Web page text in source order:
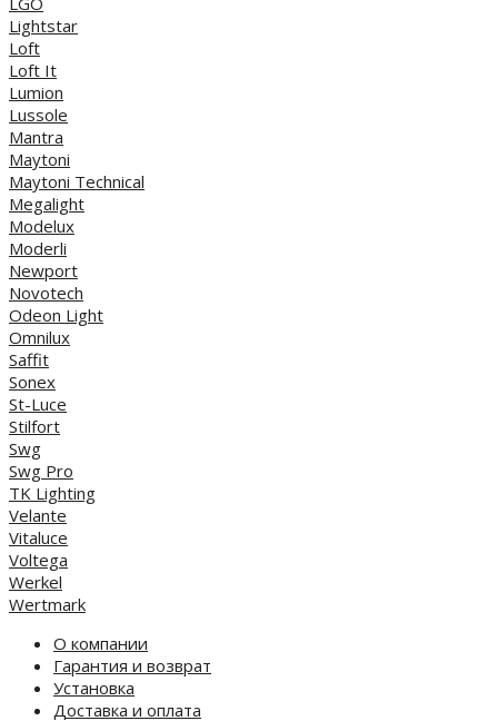
Lightstar
Loft
Loft It
Lumion
Lussole
Mantra
Maytoni
Maytoni Technical
Megalight
Modelux
Moderli
Newport
Novotech
Odeon Light
Omnilux
Saffit
Sonex
St-Luce
Stilfort
Swg
Swg Pro
TK Lighting
Velante
Vitaluce
Voltega
Werkel
Wertmark
О компании
Гарантия и возврат
Установка
Доставка и оплата